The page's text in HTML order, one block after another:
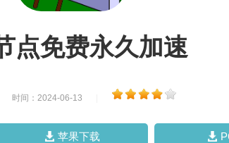
点免费永久加速
时间：2024-06-13
苹果下载